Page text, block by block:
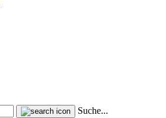
Suche...